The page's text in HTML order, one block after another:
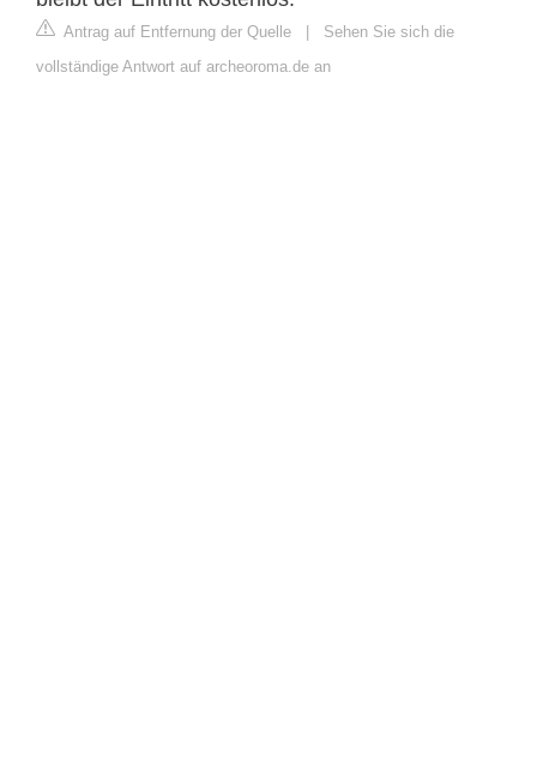
Antrag auf Entfernung der Quelle | Sehen Sie sich die
vollständige Antwort auf archeoroma.de an